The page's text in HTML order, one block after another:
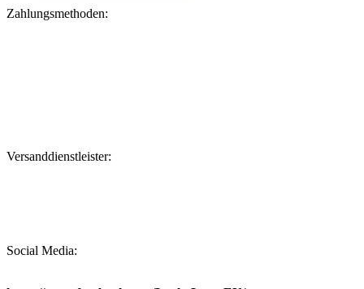
Zahlungsmethoden:
Versanddienstleister:
Social Media: